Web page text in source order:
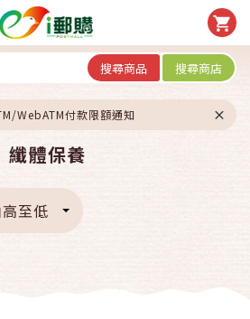
搜尋商品 搜尋商店
WebATM付款限額通知
纖體保養
至低